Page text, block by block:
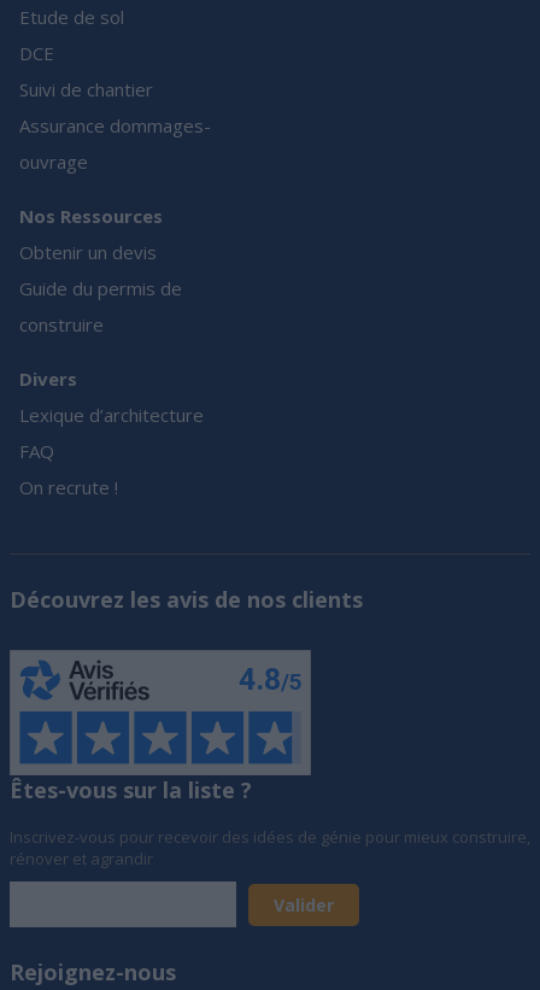
Etude de sol
DCE
Suivi de chantier
Assurance dommages-
ouvrage
Nos Ressources
Obtenir un devis
Guide du permis de
construire
Divers
Lexique d’architecture
FAQ
On recrute !
Découvrez les avis de nos clients
Êtes-vous sur la liste ?
Inscrivez-vous pour recevoir des idées de génie pour mieux construire,
rénover et agrandir
Rejoignez-nous